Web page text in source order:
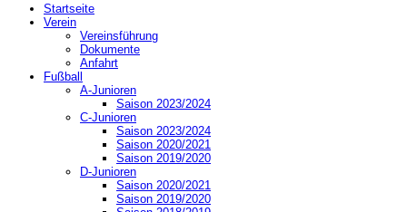
Startseite
Verein
Vereinsführung
Dokumente
Anfahrt
Fußball
A-Junioren
Saison 2023/2024
C-Junioren
Saison 2023/2024
Saison 2020/2021
Saison 2019/2020
D-Junioren
Saison 2020/2021
Saison 2019/2020